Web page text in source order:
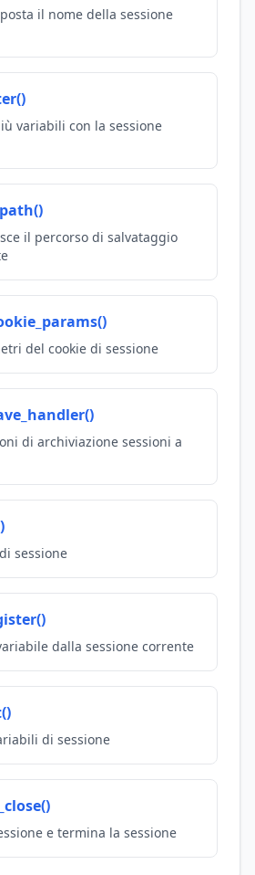
il nome della sessione
variabili con la sessione
il percorso di salvataggio
del cookie di sessione
di archiviazione sessioni a
sessione
dalla sessione corrente
di sessione
e termina la sessione